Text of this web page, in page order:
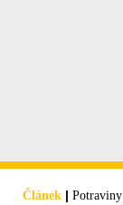
Článek | Potraviny